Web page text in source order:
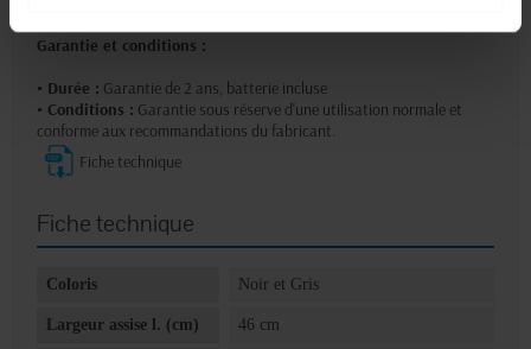
Garantie et conditions :
• Durée : Garantie de 2 ans, batterie incluse
• Conditions : Garantie sous réserve d'une utilisation normale et
conforme aux recommandations du fabricant.
Fiche technique
Fiche technique
Coloris Noir et Gris
Largeur assise l. (cm) 46 cm